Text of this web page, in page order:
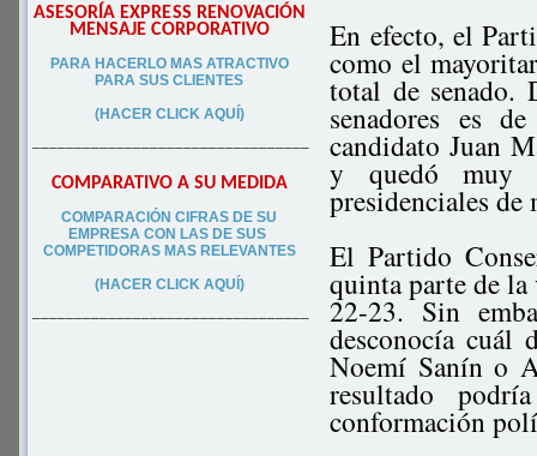
ASESORÍA EXPRESS RENOVACIÓN
MENSAJE CORPORATIVO
PARA HACERLO MAS ATRACTIVO
PARA SUS CLIENTES
(HACER CLICK AQUÍ)
–––––––––––––––––––––––––––––––––
COMPARATIVO A SU MEDIDA
COMPARACIÓN CIFRAS DE SU
EMPRESA CON LAS DE SUS
COMPETIDORAS MAS RELEVANTES
(HACER CLICK AQUÍ)
–––––––––––––––––––––––––––––––––
En efecto, el
como el
total de senado.
senadores es
candidato Juan
y quedó muy
presidenciales de
El Partido
quinta parte de la
22-23. Sin
desconocía cuál
Noemí Sanín o
resultado
conformación